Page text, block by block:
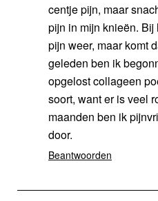
centje pijn, maar
pijn in mijn knieën.
pijn weer, maar komt
geleden ben ik
opgelost collageen
soort, want er is veel
maanden ben ik
door.
Beantwoorden